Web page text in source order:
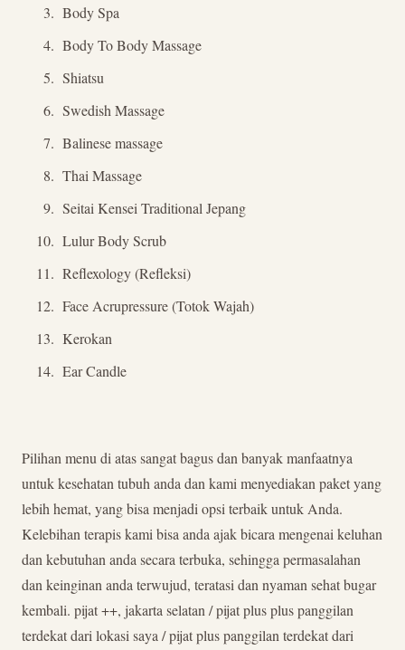
Body Spa
Body To Body Massage
Shiatsu
Swedish Massage
Balinese massage
Thai Massage
Seitai Kensei Traditional Jepang
Lulur Body Scrub
Reflexology (Refleksi)
Face Acrupressure (Totok Wajah)
Kerokan
Ear Candle
Pilihan menu di atas sangat bagus dan banyak manfaatnya
untuk kesehatan tubuh anda dan kami menyediakan paket yang
lebih hemat, yang bisa menjadi opsi terbaik untuk Anda.
Kelebihan terapis kami bisa anda ajak bicara mengenai keluhan
dan kebutuhan anda secara terbuka, sehingga permasalahan
dan keinginan anda terwujud, teratasi dan nyaman sehat bugar
kembali. pijat ++, jakarta selatan / pijat plus plus panggilan
terdekat dari lokasi saya / pijat plus panggilan terdekat dari